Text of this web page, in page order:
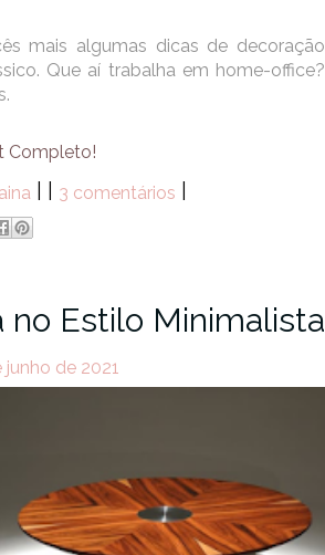
mais algumas dicas de decoração
Que aí trabalha em home-office?
Completo!
3 comentários
no Estilo Minimalista
junho de 2021